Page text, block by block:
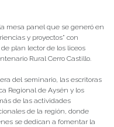
mesa panel que se generó en
y proyectos” con
plan lector de los liceos
Rural Cerro Castillo.
del seminario, las escritoras
Regional de Aysén y los
de las actividades
de la región, donde
se dedican a fomentar la